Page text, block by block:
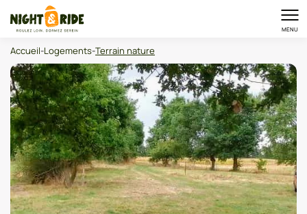
MENU
Accueil-Logements-Terrain nature